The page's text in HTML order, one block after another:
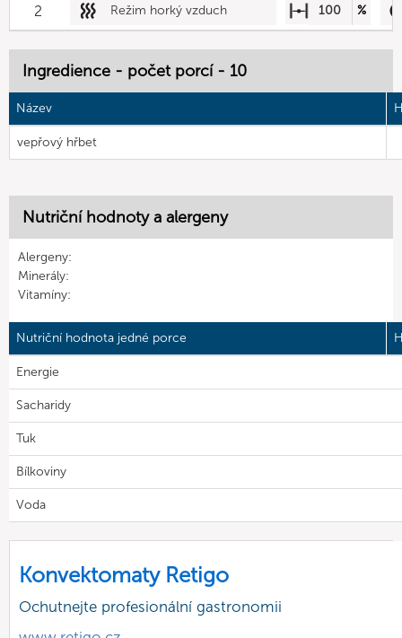
2 Režim horký vzduch 100 %
Ingredience - počet porcí - 10
Název
vepřový hřbet
Nutriční hodnoty a alergeny
Alergeny:
Minerály:
Vitamíny:
Nutriční hodnota jedné porce
Energie
Sacharidy
Tuk
Bílkoviny
Voda
Konvektomaty Retigo
Ochutnejte profesionální gastronomii